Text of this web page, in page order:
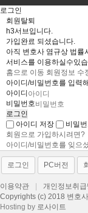
로그인
회원탈퇴
h3서브입니다.
가입완료 되셨습니다.
아직 변호사 염규상 법률
서비스를 이용하실수있
홈으로 이동 회원정보 수
아이디/비밀번호를 입력
아이디
비밀번호
아이디 저장
비밀
회원으로 가입하시려면?
아이디/비밀번호를 잊으
로그인 PC버전
이용약관 개인정보취급
Copyrights (c) 2018 변호
Hosting by 로사이트